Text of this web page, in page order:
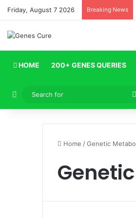
Friday, August 7 2026 Breaking News
HOME 200+ GENES QUERIES
Log In
Home /Genetic